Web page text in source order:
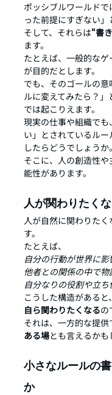
ポッシブルワールド
った前提にすぎない」
そして、それらは“書
ます。
たとえば、一般的なゲ
が目的だとします。
でも、そのゴールの
ルに変えてみたら？
では起こりえます。
現実の仕事や組織で
い」とされているル
したらどうでしょうか。
そこに、人の創造性
能性があります。
人が関わりたく
人が自然に関わりた
す。
たとえば、
自分の行動が世界に影
他者との関係の中で
自分なりの役割や立
こうした構造があると
自ら関わりたくなるの
それは、一方的な提供
ある場とも言えるかも
小さなルールの
か